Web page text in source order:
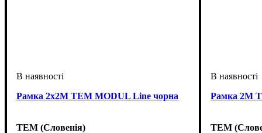
Рамка 2х2М TEM MODUL Line чорна
TEM (Словенія)
Рамка 2М
TEM